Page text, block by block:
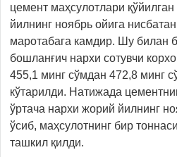
цемент маҳсулотлари
йилнинг ноябрь ойига
маротабага камдир. Шу билан
бошланғич нархи сотувчи
455,1 минг сўмдан 472,8 минг
кўтарилди. Натижада
ўртача нархи жорий йилнинг
ўсиб, маҳсулотнинг бир
ташкил қилди.